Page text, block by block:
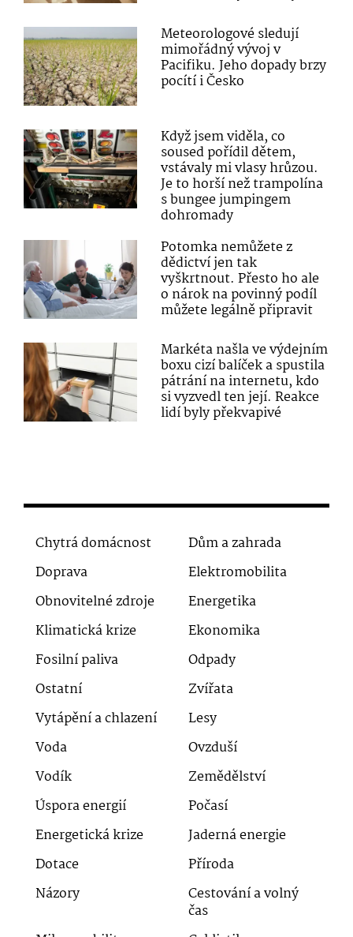
Meteorologové sledují
mimořádný vývoj v
Pacifiku. Jeho dopady brzy
pocítí i Česko
Když jsem viděla, co
soused pořídil dětem,
vstávaly mi vlasy hrůzou.
Je to horší než trampolína
s bungee jumpingem
dohromady
Potomka nemůžete z
dědictví jen tak
vyškrtnout. Přesto ho ale
o nárok na povinný podíl
můžete legálně připravit
Markéta našla ve výdejním
boxu cizí balíček a spustila
pátrání na internetu, kdo
si vyzvedl ten její. Reakce
lidí byly překvapivé
Chytrá domácnost
Dům a zahrada
Doprava
Elektromobilita
Obnovitelné zdroje
Energetika
Klimatická krize
Ekonomika
Fosilní paliva
Odpady
Ostatní
Zvířata
Vytápění a chlazení
Lesy
Voda
Ovzduší
Vodík
Zemědělství
Úspora energií
Počasí
Energetická krize
Jaderná energie
Dotace
Příroda
Názory
Cestování a volný
čas